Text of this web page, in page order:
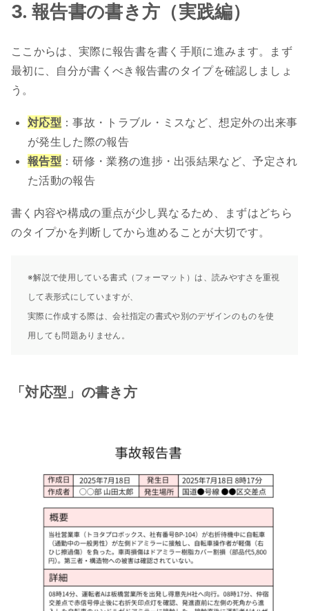
3. 報告書の書き方（実践編）
ここからは、実際に報告書を書く手順に進みます。まず
最初に、自分が書くべき報告書のタイプを確認しましょ
う。
対応型 ：事故・トラブル・ミスなど、想定外の出来事
が発生した際の報告
報告型 ：研修・業務の進捗・出張結果など、予定され
た活動の報告
書く内容や構成の重点が少し異なるため、まずはどちら
のタイプかを判断してから進めることが大切です。
※解説で使用している書式（フォーマット）は、読みやすさを重視
して表形式にしていますが、
実際に作成する際は、会社指定の書式や別のデザインのものを使
用しても問題ありません。
「対応型」の書き方